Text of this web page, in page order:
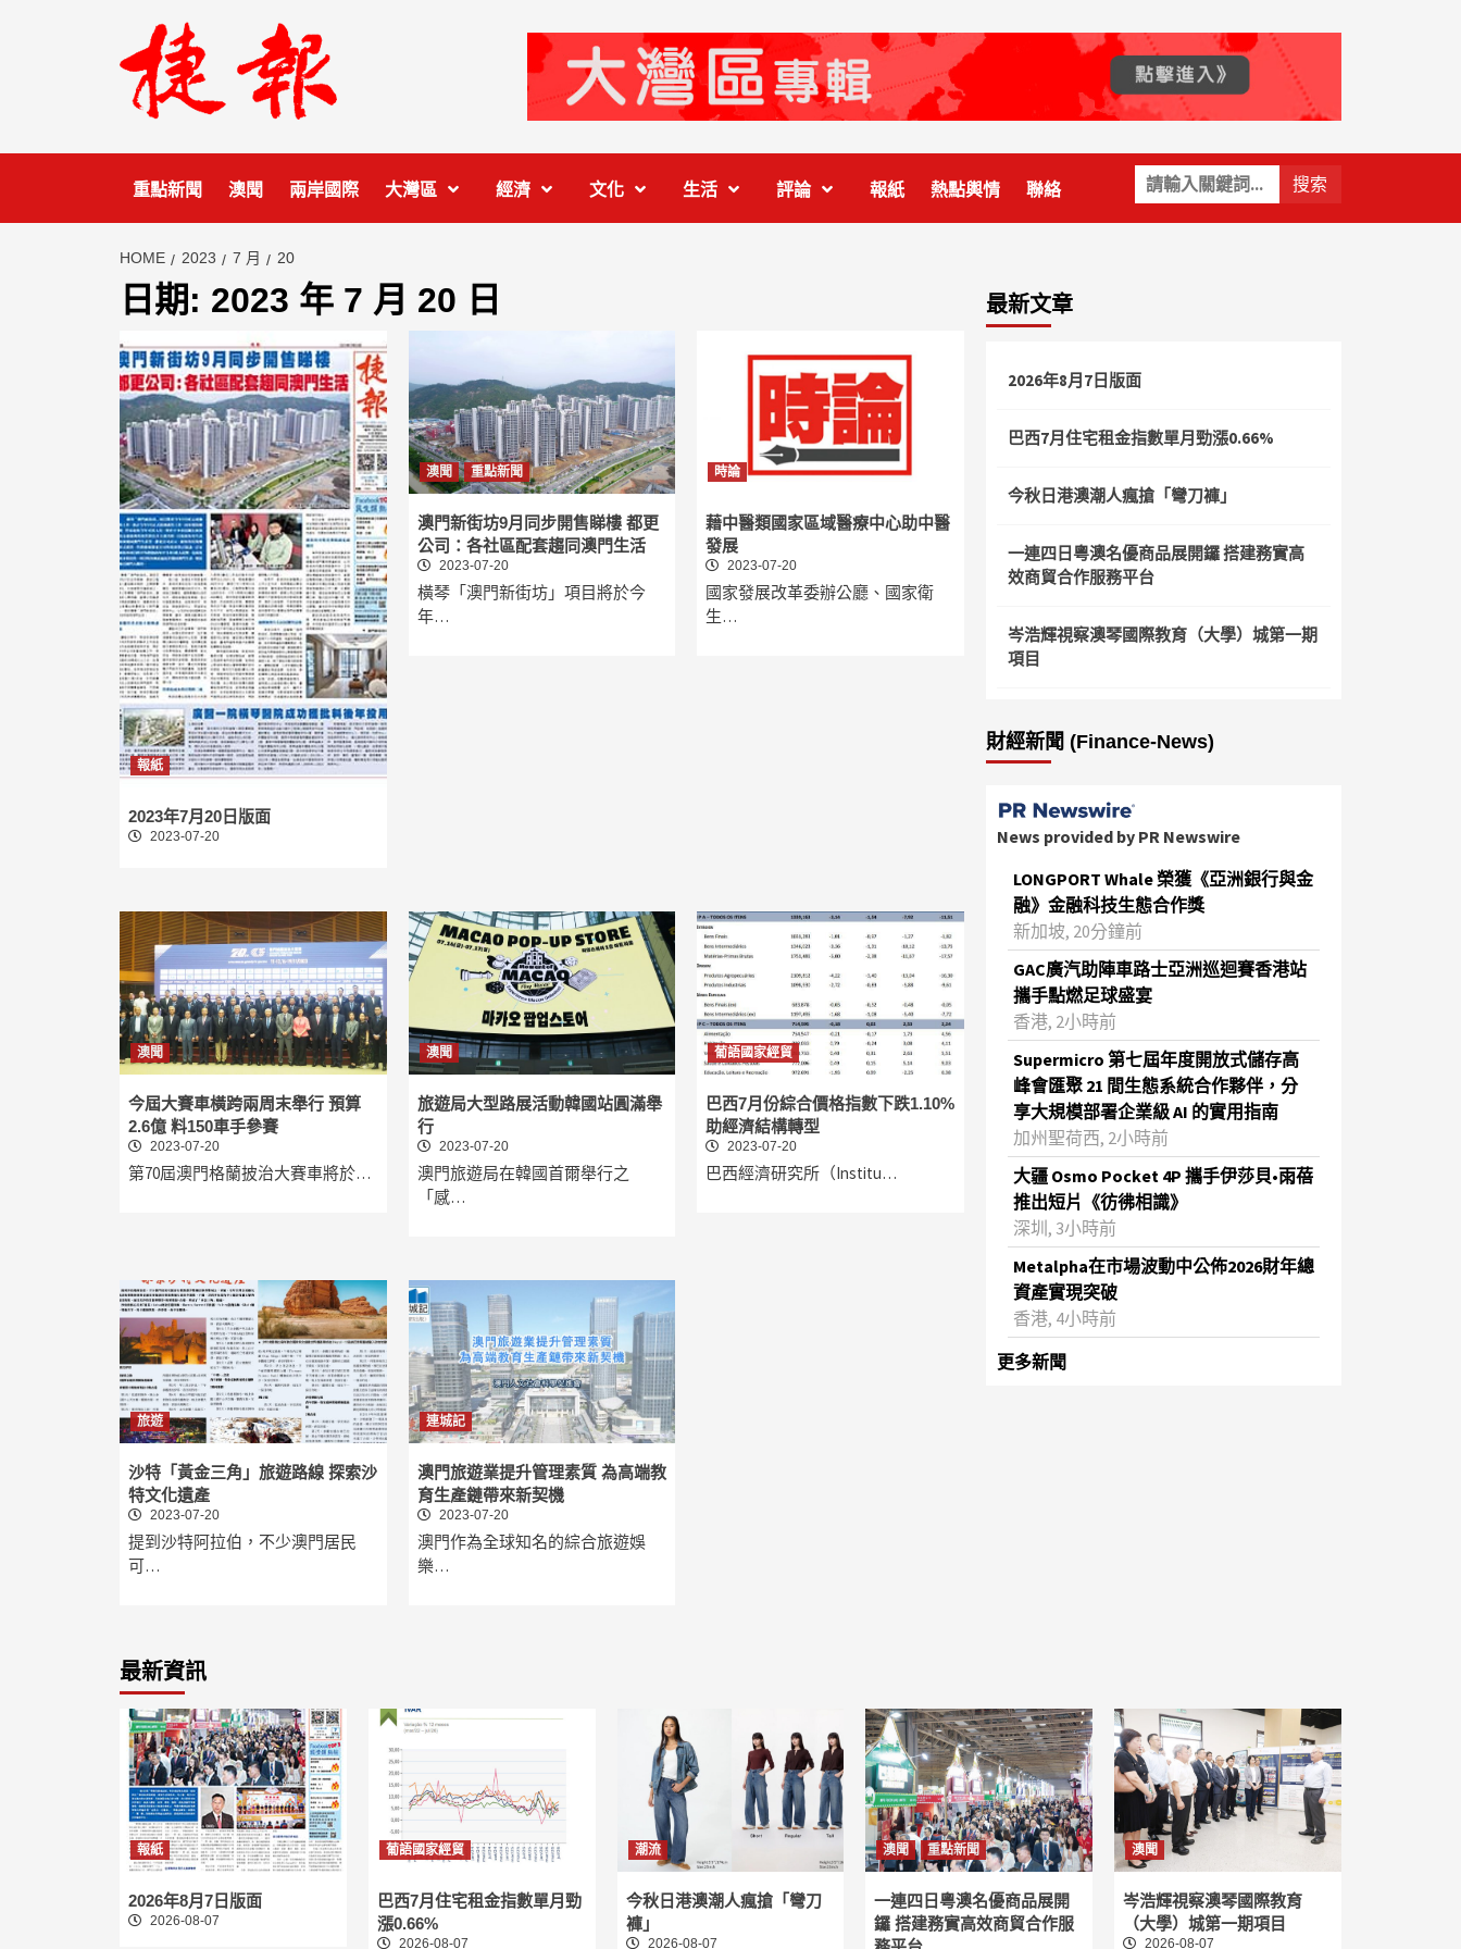
關
鍵
字:
重點新聞 澳聞 兩岸國際 大灣區 經濟 文化 生活 評論 報紙 熱點輿情 聯絡
HOME 2023 7 月 20
日期: 2023 年 7 月 20 日
報紙
2023年7月20日版面
2023-07-20
澳聞 重點新聞
澳門新街坊9月同步開售睇樓 都更
公司：各社區配套趨同澳門生活
2023-07-20
橫琴「澳門新街坊」項目將於今
年…
時論
藉中醫類國家區域醫療中心助中醫
發展
2023-07-20
國家發展改革委辦公廳、國家衛
生…
澳聞
今屆大賽車橫跨兩周末舉行 預算
2.6億 料150車手參賽
2023-07-20
第70屆澳門格蘭披治大賽車將於…
澳聞
旅遊局大型路展活動韓國站圓滿舉
行
2023-07-20
澳門旅遊局在韓國首爾舉行之
「感…
葡語國家經貿
巴西7月份綜合價格指數下跌1.10%
助經濟結構轉型
2023-07-20
巴西經濟研究所（Institu…
旅遊
沙特「黃金三角」旅遊路線 探索沙
特文化遺產
2023-07-20
提到沙特阿拉伯，不少澳門居民
可…
連城記
澳門旅遊業提升管理素質 為高端教
育生產鏈帶來新契機
2023-07-20
澳門作為全球知名的綜合旅遊娛
樂…
最新文章
2026年8月7日版面
巴西7月住宅租金指數單月勁漲0.66%
今秋日港澳潮人瘋搶「彎刀褲」
一連四日粵澳名優商品展開鑼 搭建務實高
效商貿合作服務平台
岑浩輝視察澳琴國際教育（大學）城第一期
項目
財經新聞 (Finance-News)
News provided by PR Newswire
LONGPORT Whale 榮獲《亞洲銀行與金
融》金融科技生態合作獎
新加坡, 20分鐘前
GAC廣汽助陣車路士亞洲巡迴賽香港站
攜手點燃足球盛宴
香港, 2小時前
Supermicro 第七屆年度開放式儲存高
峰會匯聚 21 間生態系統合作夥伴，分
享大規模部署企業級 AI 的實用指南
加州聖荷西, 2小時前
大疆 Osmo Pocket 4P 攜手伊莎貝•雨蓓
推出短片《彷彿相識》
深圳, 3小時前
Metalpha在市場波動中公佈2026財年總
資產實現突破
‌香港, 4小時前
更多新聞
最新資訊
報紙
2026年8月7日版面
2026-08-07
葡語國家經貿
巴西7月住宅租金指數單月勁
漲0.66%
2026-08-07
潮流
今秋日港澳潮人瘋搶「彎刀
褲」
2026-08-07
澳聞 重點新聞
一連四日粵澳名優商品展開
鑼 搭建務實高效商貿合作服
澳聞
岑浩輝視察澳琴國際教育
（大學）城第一期項目
2026-08-07